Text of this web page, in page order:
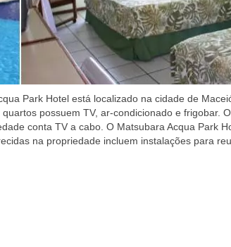
Park Hotel está localizado na cidade de
possuem TV, ar-condicionado e frigobar.
conta TV a cabo. O Matsubara Acqua Park
na propriedade incluem instalações para